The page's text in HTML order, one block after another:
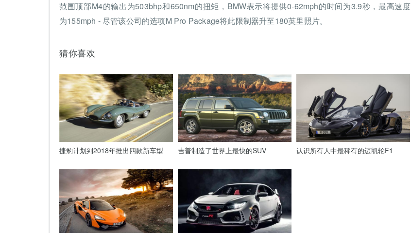
范围顶部M4的输出为503bhp和650nm的扭矩，BMW表示将提供0-62mph的时间为3.9秒，最高速度
为155mph - 尽管该公司的选项M Pro Package将此限制器升至180英里照片。
猜你喜欢
捷豹计划到2018年推出四款新车型 吉普制造了世界上最快的SUV 认识所有人中最稀有的迈凯轮F1